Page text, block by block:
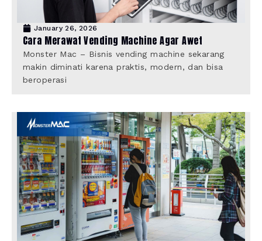
January 26, 2026
Cara Merawat Vending Machine Agar Awet
Monster Mac – Bisnis vending machine sekarang
makin diminati karena praktis, modern, dan bisa
beroperasi